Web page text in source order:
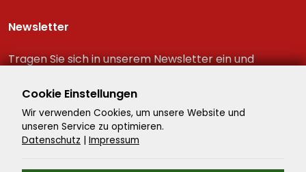
Newsletter
Tragen Sie sich in unserem Newsletter ein und
Reiseschnäppchen!
Cookie Einstellungen
Wir verwenden Cookies, um unsere Website und
unseren Service zu optimieren.
Datenschutz | Impressum